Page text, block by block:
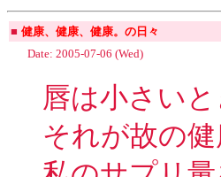
■ 健康、健康、健康。の日々
Date: 2005-07-06 (Wed)
唇は小さい
それが故の